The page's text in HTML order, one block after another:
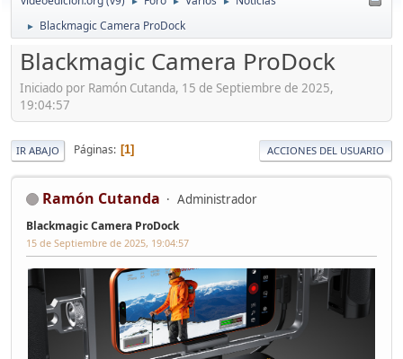
► Blackmagic Camera ProDock
Blackmagic Camera ProDock
Iniciado por Ramón Cutanda, 15 de Septiembre de 2025,
19:04:57
IR ABAJO Páginas 1 ACCIONES DEL USUARIO
Ramón Cutanda Administrador
Blackmagic Camera ProDock
15 de Septiembre de 2025, 19:04:57